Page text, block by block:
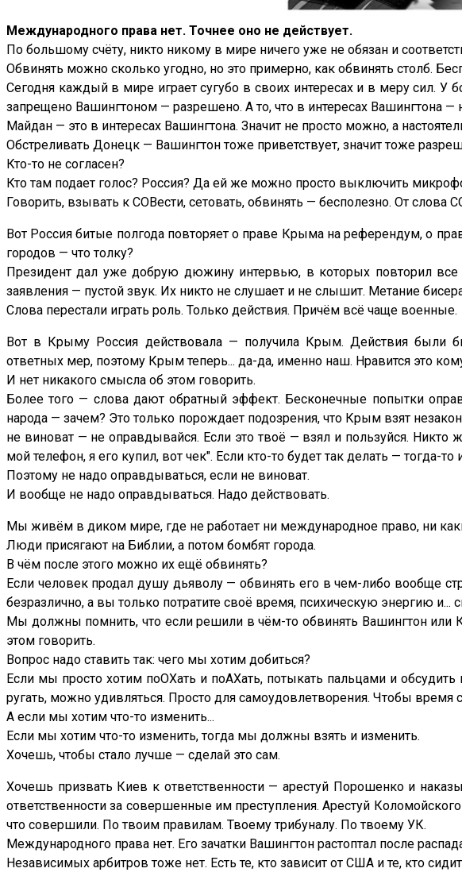
Международного права нет. Точнее оно не действует.
По большому счёту, никто никому в мире ничего уже не обязан и
Обвинять можно сколько угодно, но это примерно, как обвинять столб.
Сегодня каждый в мире играет сугубо в своих интересах и в меру сил. У
запрещено Вашингтоном — разрешено. А то, что в интересах Вашингтона
Майдан — это в интересах Вашингтона. Значит не просто можно, а
Обстреливать Донецк — Вашингтон тоже приветствует, значит тоже
Кто-то не согласен?
Кто там подает голос? Россия? Да ей же можно просто выключить
Говорить, взывать к СОВести, сетовать, обвинять — бесполезно. От слова
Вот Россия битые полгода повторяет о праве Крыма на референдум, о
городов — что толку?
Президент дал уже добрую дюжину интервью, в которых повторил
заявления — пустой звук. Их никто не слушает и не слышит. Метание
Слова перестали играть роль. Только действия. Причём всё чаще военные.
Вот в Крыму Россия действовала — получила Крым. Действия были
ответных мер, поэтому Крым теперь... да-да, именно наш. Нравится это
И нет никакого смысла об этом говорить.
Более того — слова дают обратный эффект. Бесконечные попытки
народа — зачем? Это только порождает подозрения, что Крым взят
не виноват — не оправдывайся. Если это твоё — взял и пользуйся.
мой телефон, я его купил, вот чек". Если кто-то будет так делать — тогда-
Поэтому не надо оправдываться, если не виноват.
И вообще не надо оправдываться. Надо действовать.
Мы живём в диком мире, где не работает ни международное право, ни
Люди присягают на Библии, а потом бомбят города.
В чём после этого можно их ещё обвинять?
Если человек продал душу дьяволу — обвинять его в чем-либо вообще
безразлично, а вы только потратите своё время, психическую энергию и...
Мы должны помнить, что если решили в чём-то обвинять Вашингтон или
этом говорить.
Вопрос надо ставить так: чего мы хотим добиться?
Если мы просто хотим поОХать и поАХать, потыкать пальцами и
ругать, можно удивляться. Просто для самоудовлетворения. Чтобы время
А если мы хотим что-то изменить...
Если мы хотим что-то изменить, тогда мы должны взять и изменить.
Хочешь, чтобы стало лучше — сделай это сам.
Хочешь призвать Киев к ответственности — арестуй Порошенко и
ответственности за совершенные им преступления. Арестуй
что совершили. По твоим правилам. Твоему трибуналу. По твоему УК.
Международного права нет. Его зачатки Вашингтон растоптал после
Независимых арбитров тоже нет. Есть те, кто зависит от США и те, кто